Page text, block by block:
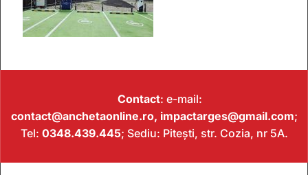
Contact: e-mail:
contact@anchetaonline.ro, impactarges@gmail.com;
Tel: 0348.439.445; Sediu: Pitești, str. Cozia, nr 5A.